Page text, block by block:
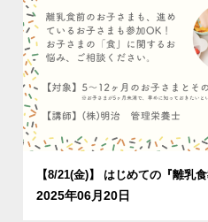
【8/21(金)】 はじめての『離乳食
2025年06月20日